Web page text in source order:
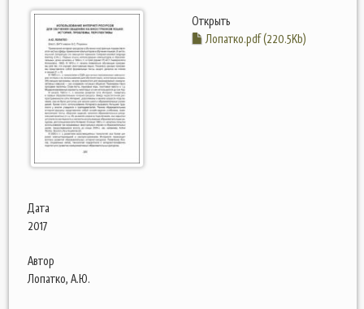
Открыть
Лопатко.pdf (220.5Kb)
Дата
2017
Автор
Лопатко, А.Ю.